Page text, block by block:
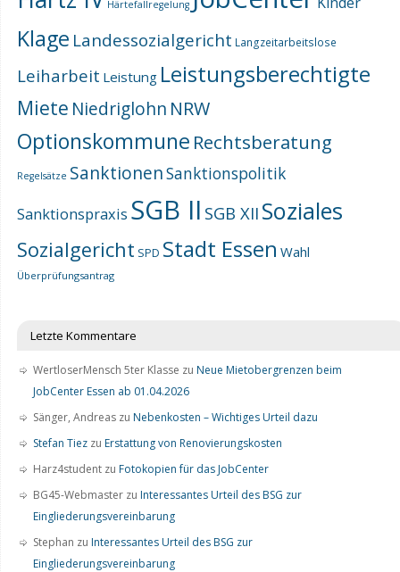
Härtefallregelung
Klage Landessozialgericht Langzeitarbeitslose
Leiharbeit Leistung Leistungsberechtigte
Miete Niedriglohn NRW
Optionskommune Rechtsberatung
Regelsätze SanktionenSanktionspolitik
Sanktionspraxis SGB II SGB XII Soziales
Sozialgericht SPD Stadt Essen Wahl
Überprüfungsantrag
Letzte Kommentare
WertloserMensch 5ter Klasse zu Neue Mietobergrenzen beim
JobCenter Essen ab 01.04.2026
Sänger, Andreas zu Nebenkosten – Wichtiges Urteil dazu
Stefan Tiez zu Erstattung von Renovierungskosten
Harz4student zu Fotokopien für das JobCenter
BG45-Webmaster zu Interessantes Urteil des BSG zur
Eingliederungsvereinbarung
Stephan zu Interessantes Urteil des BSG zur
Eingliederungsvereinbarung